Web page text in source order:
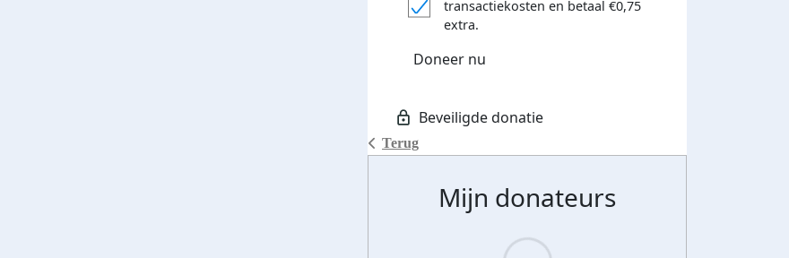
Terug
transactiekosten en betaal €0,75
extra.
Doneer nu
Mijn donateurs